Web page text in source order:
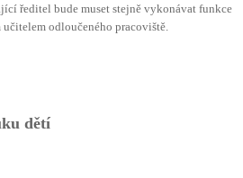
ředitel bude muset stejně vykonávat funkce
odloučeného pracoviště.
dětí